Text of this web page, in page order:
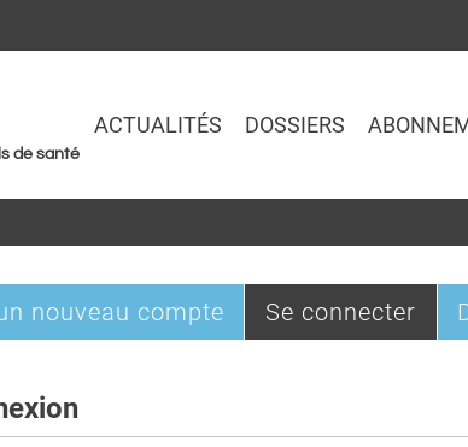
de santé
ACTUALITÉS DOSSIERS
nouveau compte Se connecter